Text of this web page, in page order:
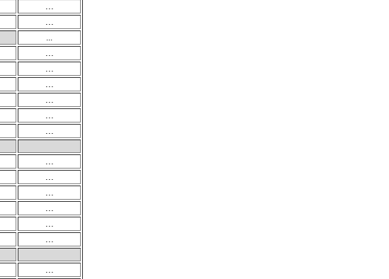
...
...
...
...
...
...
...
...
...
...
...
...
...
...
...
...